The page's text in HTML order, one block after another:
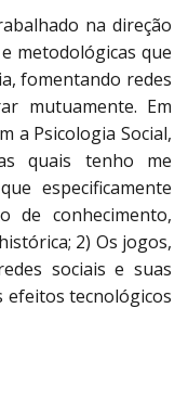
na direção
metodológicas que
fomentando redes
mutuamente. Em
a Psicologia Social,
quais tenho me
especificamente
de conhecimento,
2) Os jogos,
sociais e suas
efeitos tecnológicos